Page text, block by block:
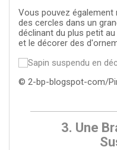
Vous pouvez également
des cercles dans un
déclinant du plus petit
et le décorer des
© 2-bp-blogspot-com/
3. Une